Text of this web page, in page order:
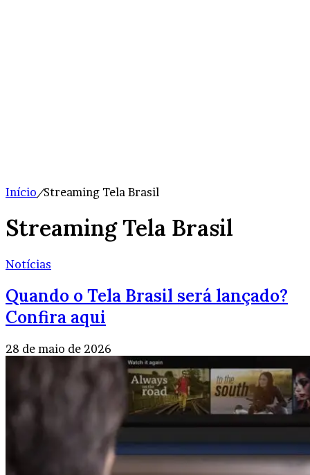
Início/Streaming Tela Brasil
Streaming Tela Brasil
Notícias
Quando o Tela Brasil será lançado?
Confira aqui
28 de maio de 2026